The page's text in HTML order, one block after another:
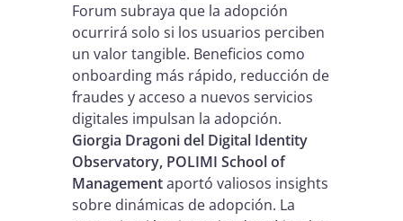
Forum subraya que la adopción
ocurrirá solo si los usuarios perciben
un valor tangible. Beneficios como
onboarding más rápido, reducción de
fraudes y acceso a nuevos servicios
digitales impulsan la adopción.
Giorgia Dragoni del Digital Identity
Observatory, POLIMI School of
Managementaportó valiosos insights
sobre dinámicas de adopción. La